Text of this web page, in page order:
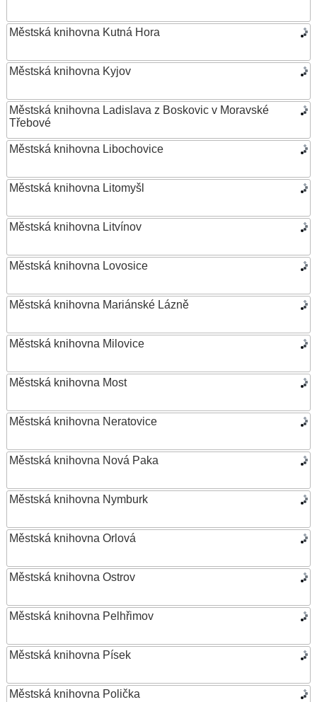
Městská knihovna Kutná Hora
Městská knihovna Kyjov
Městská knihovna Ladislava z Boskovic v Moravské
Třebové
Městská knihovna Libochovice
Městská knihovna Litomyšl
Městská knihovna Litvínov
Městská knihovna Lovosice
Městská knihovna Mariánské Lázně
Městská knihovna Milovice
Městská knihovna Most
Městská knihovna Neratovice
Městská knihovna Nová Paka
Městská knihovna Nymburk
Městská knihovna Orlová
Městská knihovna Ostrov
Městská knihovna Pelhřimov
Městská knihovna Písek
Městská knihovna Polička